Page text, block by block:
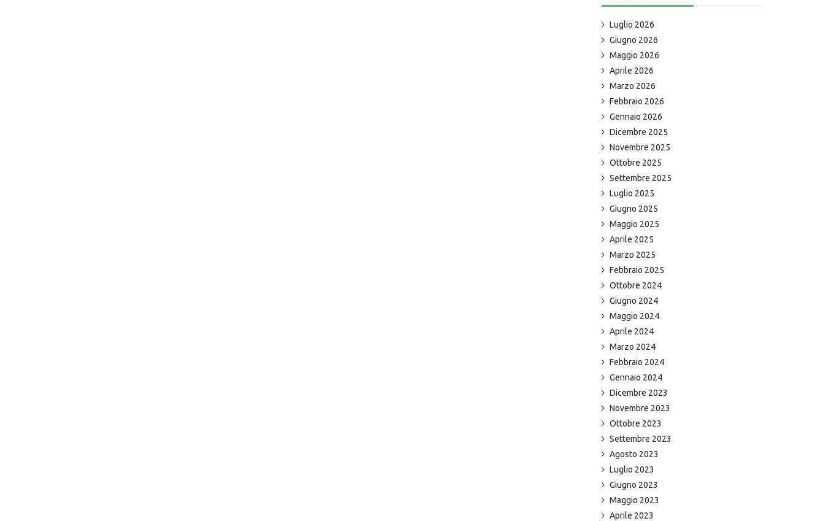
Luglio 2026
Giugno 2026
Maggio 2026
Aprile 2026
Marzo 2026
Febbraio 2026
Gennaio 2026
Dicembre 2025
Novembre 2025
Ottobre 2025
Settembre 2025
Luglio 2025
Giugno 2025
Maggio 2025
Aprile 2025
Marzo 2025
Febbraio 2025
Ottobre 2024
Giugno 2024
Maggio 2024
Aprile 2024
Marzo 2024
Febbraio 2024
Gennaio 2024
Dicembre 2023
Novembre 2023
Ottobre 2023
Settembre 2023
Agosto 2023
Luglio 2023
Giugno 2023
Maggio 2023
Aprile 2023